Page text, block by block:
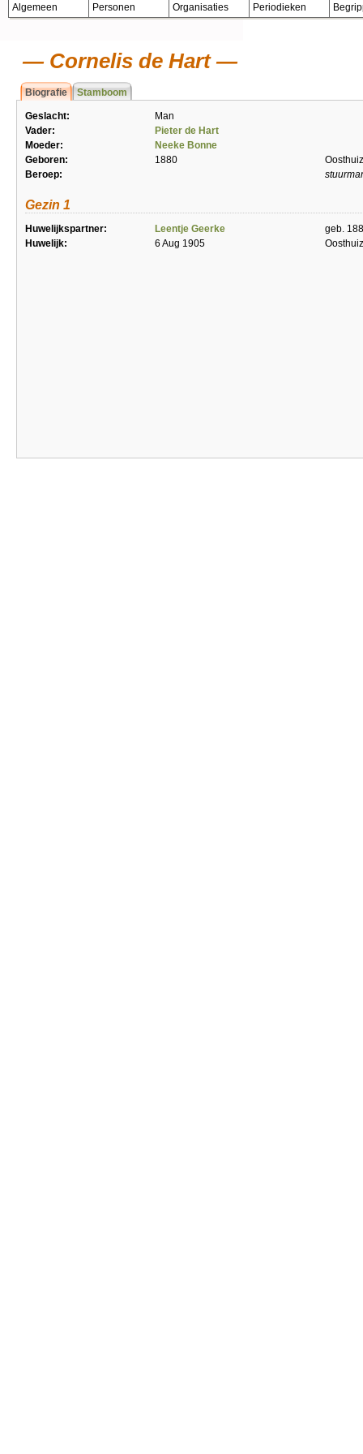
Algemeen Personen Organisaties Periodieken
Cornelis de Hart
Biografie Stamboom
Geslacht:
Man
Vader:
Pieter de Hart
Moeder:
Neeke Bonne
Geboren:
1880
Beroep:
Gezin 1
Huwelijkspartner: Leentje Geerke
geb.
Huwelijk:
6 Aug 1905